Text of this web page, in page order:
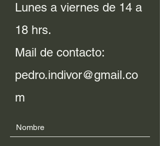
Lunes a viernes de 14 a
18 hrs.
Mail de contacto:
pedro.indivor@gmail.co
m